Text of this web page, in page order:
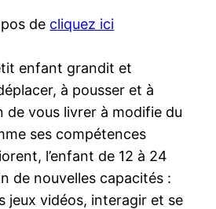
de cliquez ici
enfant grandit et
à pousser et à
de vous livrer à modifie du
ses compétences
l’enfant de 12 à 24
de nouvelles capacités :
jeux vidéos, interagir et se